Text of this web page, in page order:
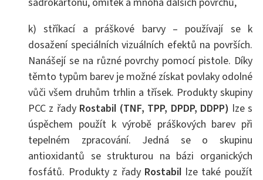
k) stříkací a práškové barvy – používají se k
dosažení speciálních vizuálních efektů na površích.
Nanášejí se na různé povrchy pomocí pistole. Díky
těmto typům barev je možné získat povlaky odolné
vůči všem druhům trhlin a třísek. Produkty skupiny
PCC z řady Rostabil (TNF, TPP, DPDP, DDPP) lze s
úspěchem použít k výrobě práškových barev při
tepelném zpracování. Jedná se o skupinu
antioxidantů se strukturou na bázi organických
fosfátů. Produkty z řady Rostabil lze také použít